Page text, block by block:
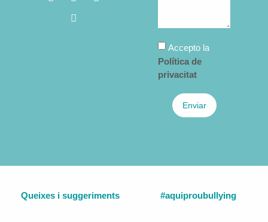
Accepto la
Política de
privacitat
Enviar
Queixes i suggeriments #aquiproubullying